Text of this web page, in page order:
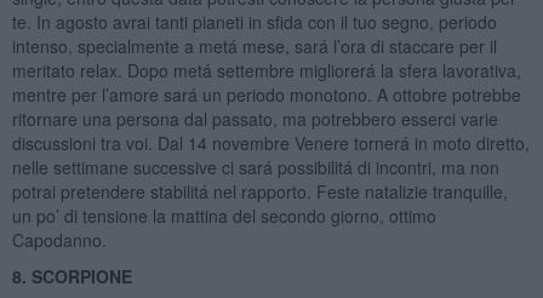
te. In agosto avrai tanti pianeti in sfida con il tuo segno, periodo
intenso, specialmente a metá mese, sará l’ora di staccare per il
meritato relax. Dopo metá settembre migliorerá la sfera lavorativa,
mentre per l’amore sará un periodo monotono. A ottobre potrebbe
ritornare una persona dal passato, ma potrebbero esserci varie
discussioni tra voi. Dal 14 novembre Venere tornerá in moto diretto,
nelle settimane successive ci sará possibilitá di incontri, ma non
potrai pretendere stabilitá nel rapporto. Feste natalizie tranquille,
un po’ di tensione la mattina del secondo giorno, ottimo
Capodanno.
8. SCORPIONE